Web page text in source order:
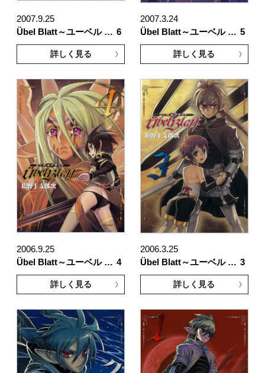
2007.9.25
Übel Blatt～ユーベル … 6
詳しく見る
2007.3.24
Übel Blatt～ユーベル … 5
詳しく見る
2006.9.25
Übel Blatt～ユーベル … 4
詳しく見る
2006.3.25
Übel Blatt～ユーベル … 3
詳しく見る